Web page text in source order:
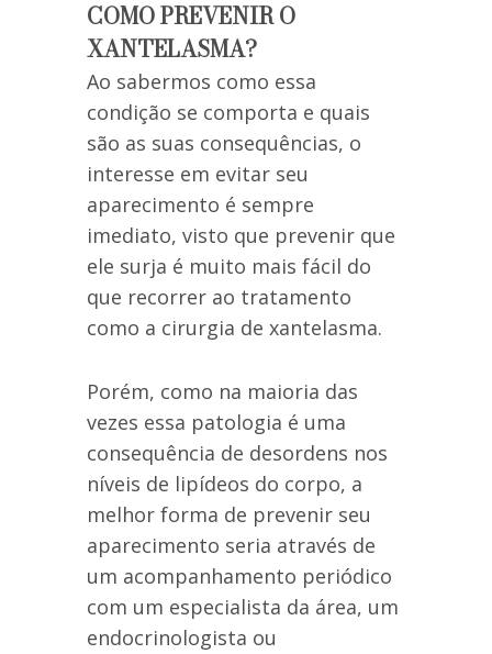
COMO PREVENIR O
XANTELASMA?
Ao sabermos como essa
condição se comporta e quais
são as suas consequências, o
interesse em evitar seu
aparecimento é sempre
imediato, visto que prevenir que
ele surja é muito mais fácil do
que recorrer ao tratamento
como a cirurgia de xantelasma.
Porém, como na maioria das
vezes essa patologia é uma
consequência de desordens nos
níveis de lipídeos do corpo, a
melhor forma de prevenir seu
aparecimento seria através de
um acompanhamento periódico
com um especialista da área, um
endocrinologista ou